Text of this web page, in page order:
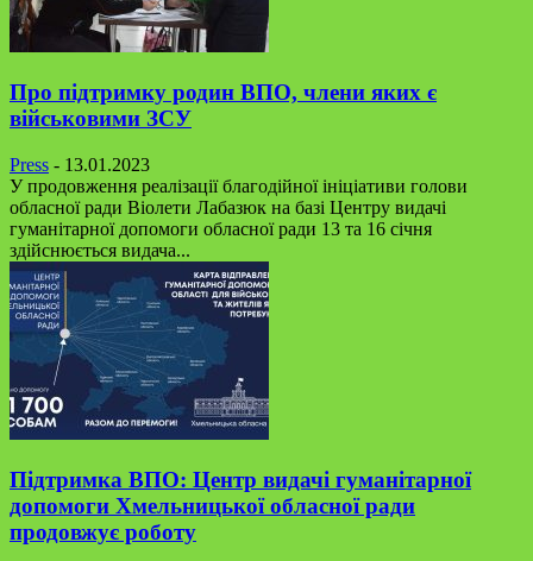
Про підтримку родин ВПО, члени яких є
військовими ЗСУ
Press - 13.01.2023
У продовження реалізації благодійної ініціативи голови
обласної ради Віолети Лабазюк на базі Центру видачі
гуманітарної допомоги обласної ради 13 та 16 січня
здійснюється видача...
Підтримка ВПО: Центр видачі гуманітарної
допомоги Хмельницької обласної ради
продовжує роботу